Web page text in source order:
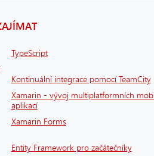
TypeScript
Kontinuální integrace pomocí TeamCity
Xamarin - vývoj multiplatformních
aplikací
Xamarin Forms
Entity Framework pro začátečníky